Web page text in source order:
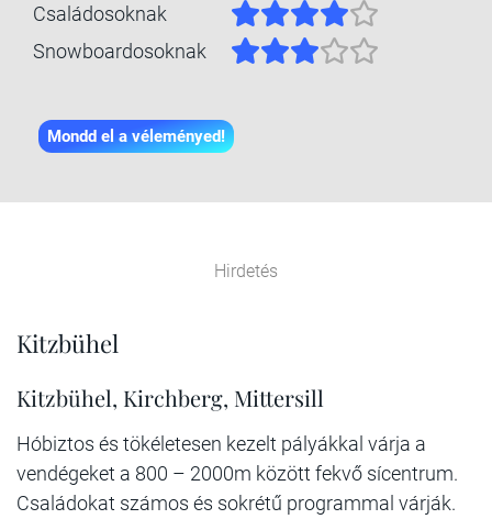
Családosoknak
Snowboardosoknak
Mondd el a véleményed!
Hirdetés
Kitzbühel
Kitzbühel, Kirchberg, Mittersill
Hóbiztos és tökéletesen kezelt pályákkal várja a
vendégeket a 800 – 2000m között fekvő sícentrum.
Családokat számos és sokrétű programmal várják.